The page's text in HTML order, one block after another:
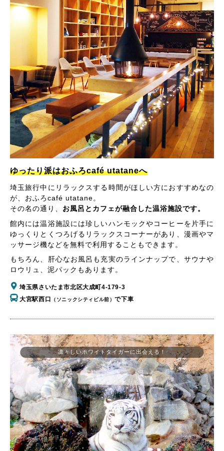
ゆったり派はおふろcafé utataneへ
埼玉旅行中にリラックスする時間がほしい方におすすめなの
が、おふろcafé utatane。
その名の通り、 お風呂とカフェが融合した温浴施設です。
館内には温浴施設には珍しいハンモックやコーヒーを片手に
ゆっくりとくつろげるリラックスコーナーがあり、漫画やマ
ッサージ機などを無料で利用することもできます。
もちろん、肝心なお風呂も充実のラインナップで、サウナや
ロウリュ、泥パックもあります。
埼玉県さいたま市北区大成町4-179-3
大宮駅西口
（ソニックシティビル前）で下車
凛々しいホワイトタイガーに出会える！